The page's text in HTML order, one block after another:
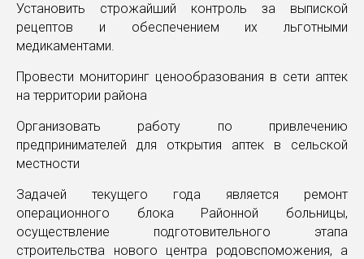
Установить строжайший контроль за выпиской
рецептов и обеспечением их льготными
медикаментами.
Провести мониторинг ценообразования в сети аптек
на территории района
Организовать работу по привлечению
предпринимателей для открытия аптек в сельской
местности
Задачей текущего года является ремонт
операционного блока Районной больницы,
осуществление подготовительного этапа
строительства нового центра родовспоможения, а